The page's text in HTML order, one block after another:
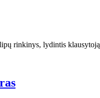
rinkinys, lydintis